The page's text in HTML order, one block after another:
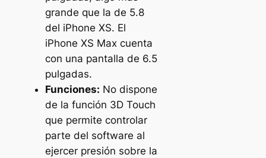
grande que la de 5.8
del iPhone XS. El
iPhone XS Max cuenta
con una pantalla de 6.5
pulgadas.
Funciones: No dispone
de la función 3D Touch
que permite controlar
parte del software al
ejercer presión sobre la